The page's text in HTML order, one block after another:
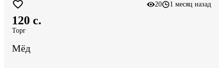
20 1 месяц назад
120 c.
Торг
Мёд